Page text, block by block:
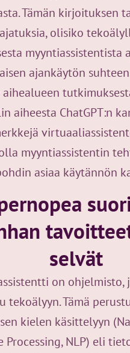
Tämän kirjoituksen
olisiko
myyntiassistentista
ajankäytön
aiheesta ChatGPT:n
myyntiassistentin
asiaa käytännön
selvät
on ohjelmisto,
tekoälyyn. Tämä
kielen käsittelyyn
Processing, NLP) eli